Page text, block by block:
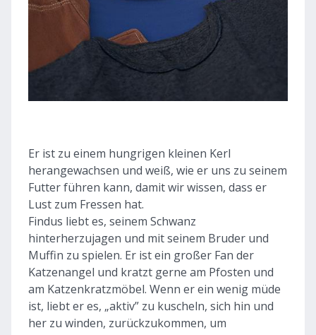
Er ist zu einem hungrigen kleinen Kerl
herangewachsen und weiß, wie er uns zu seinem
Futter führen kann, damit wir wissen, dass er
Lust zum Fressen hat.
Findus liebt es, seinem Schwanz
hinterherzujagen und mit seinem Bruder und
Muffin zu spielen. Er ist ein großer Fan der
Katzenangel und kratzt gerne am Pfosten und
am Katzenkratzmöbel. Wenn er ein wenig müde
ist, liebt er es, „aktiv” zu kuscheln, sich hin und
her zu winden, zurückzukommen, um